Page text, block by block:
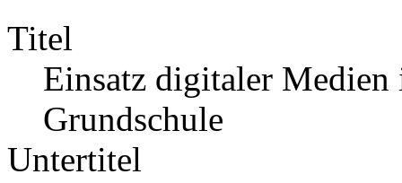
Titel
Einsatz digitaler
Grundschule
Untertitel